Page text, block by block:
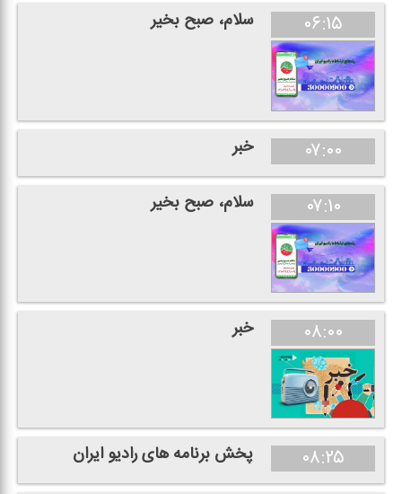
۰۶:۱۵ سلام، صبح بخیر
۰۷:۰۰ خبر
۰۷:۱۰ سلام، صبح بخیر
۰۸:۰۰ خبر
۰۸:۲۵ پخش برنامه های رادیو ایران